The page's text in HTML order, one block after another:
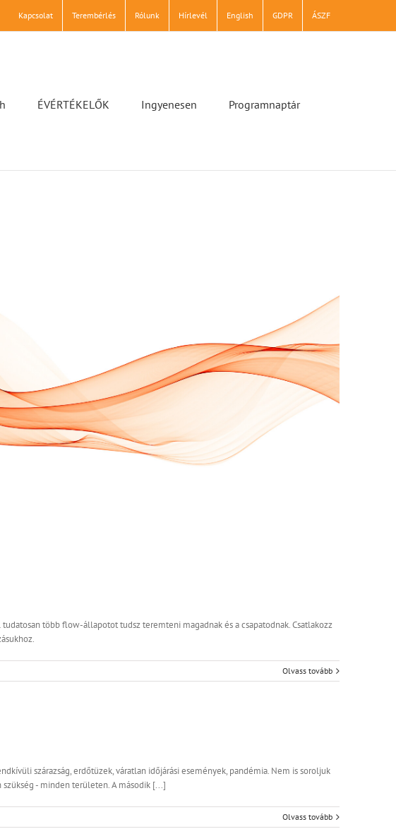
Kapcsolat Terembérlés Rólunk Hírlevél English GDPR ÁSZF
ÉVÉRTÉKELŐK Ingyenesen Programnaptár
több flow-állapotot tudsz teremteni magadnak és a csapatodnak. Csatlakozz
Olvass tovább
szárazság, erdőtüzek, váratlan időjárási események, pandémia. Nem is soroljuk
- minden területen. A második [...]
Olvass tovább